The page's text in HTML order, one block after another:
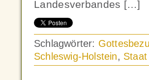
Landesverbandes […]
Schlagwörter:
Schleswig-Holstein, Staat